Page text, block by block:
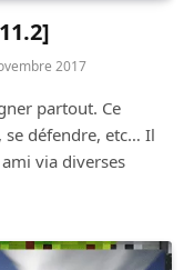
2017
partout. Ce
se défendre, etc… Il
via diverses